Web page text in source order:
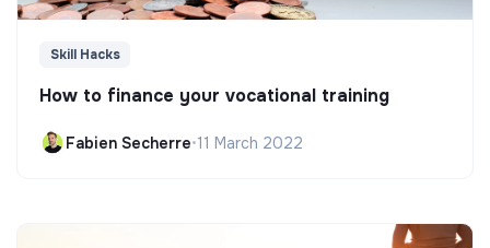
Skill Hacks
How to finance your vocational training
Fabien Secherre•11 March 2022